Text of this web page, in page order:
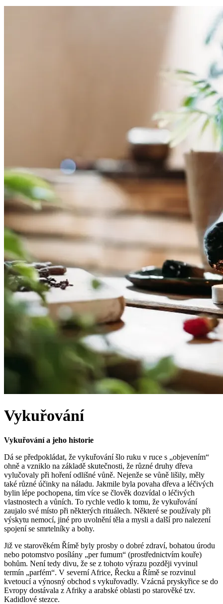
Vykuřování
Vykuřování a jeho historie
Dá se předpokládat, že vykuřování šlo ruku v ruce s „objevením“
ohně a vzniklo na základě skutečnosti, že různé druhy dřeva
vylučovaly při hoření odlišné vůně. Nejenže se vůně lišily, měly
také různé účinky na náladu. Jakmile byla povaha dřeva a léčivých
bylin lépe pochopena, tím více se člověk dozvídal o léčivých
vlastnostech a vůních. To rychle vedlo k tomu, že vykuřování
zaujalo své místo při některých rituálech. Některé se používaly při
výskytu nemocí, jiné pro uvolnění těla a mysli a další pro nalezení
spojení se smrtelníky a bohy.
Již ve starověkém Římě byly prosby o dobré zdraví, bohatou úrodu
nebo potomstvo posílány „per fumum“ (prostřednictvím kouře)
bohům. Není tedy divu, že se z tohoto výrazu později vyvinul
termín „parfém“. V severní Africe, Řecku a Římě se rozvinul
kvetoucí a výnosný obchod s vykuřovadly. Vzácná pryskyřice se do
Evropy dostávala z Afriky a arabské oblasti po starověké tzv.
Kadidlové stezce.